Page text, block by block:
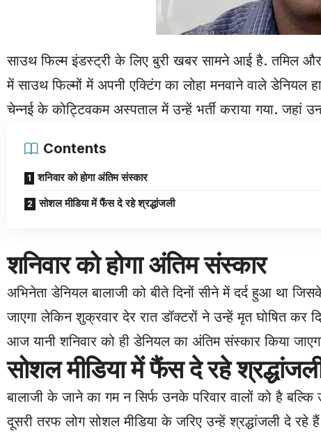
साउथ फिल्म इंडस्ट्री के लिए बुरी खबर सामने आई है. तमिल
में साउथ फिल्मों में अपनी एक्टिंग का लोहा मनवाने वाले डेनियल
चेन्नई के कोट्टिवकम अस्पताल में उन्हें भर्ती कराया गया. जहां
Contents
शनिवार को होगा अंतिम संस्कार
सोशल मीडिया में फैंस दे रहे श्रद्धांजली
शनिवार को होगा अंतिम संस्कार
अभिनेता डेनियल बालाजी को बीते दिनों सीने में दर्द हुआ था
जाएगा लेकिन शुक्रवार देर रात डॉक्टरों ने उन्हें मृत घोषित कर
आज यानी शनिवार को ही डेनियल का अंतिम संस्कार किया
सोशल मीडिया में फैंस दे रहे
बालाजी के जाने का गम न सिर्फ उनके परिवार वालों को है
दूसरी तरफ लोग सोशल मीडिया के जरिए उन्हें श्रद्धांजली दे रहे